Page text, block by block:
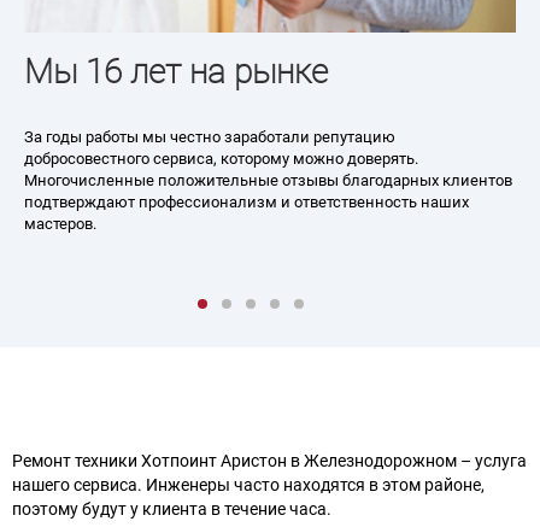
рынке
заработали репутацию
которому можно доверять.
отзывы благодарных клиентов
и ответственность наших
Только
Обслуживание
основе оригинальных
когда аналоговая
по требованию
Ремонт техники Хотпоинт Аристон в Железнодорожном – услуга
нашего сервиса. Инженеры часто находятся в этом районе,
поэтому будут у клиента в течение часа.